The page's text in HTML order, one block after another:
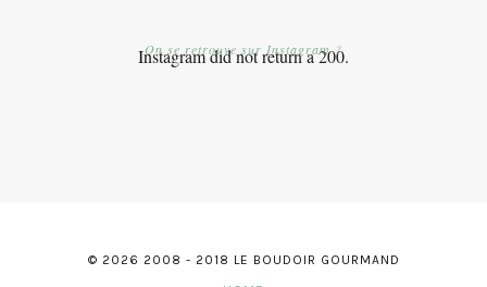
Instagram did not return a 200.
On se retrouve sur Instagram ?
© 2026 2008 - 2018 LE BOUDOIR GOURMAND